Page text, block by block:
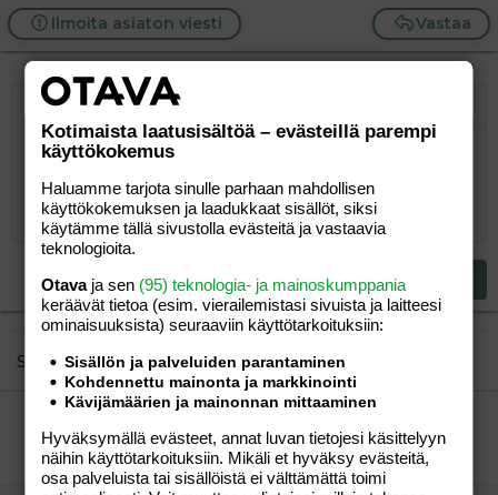
Vastaa
Ilmoita asiaton viesti
Lihavoitu
Suurenna sisennystä
Pienennä sisennystä
Fontin koko
9
10
12
15
18
22
26
Tekstiväri
KirjasintyyliArial
Book Antiqua
Courier New
Tahoma
Times New Roman
Trebuchet MS
Verdana
Yliviivaa
Tasaus Tasaa vasemmalle
Keskitä
Tasaa oikealle
Paragraph format
Normal
Heading 1
Heading 2
Heading 3
LainausLisää video/media
Lisää taulukko
Insert horizontal line
Spoiler
Tee uudelleen
BBCode-näkymä
Poista muotoilu
Luonnokset
Poista luonnos
Kirjoita vastaus...
Lähetä vastaus
Similar threads
"hyppynen" Aihe vapaa
36
Aihe vapaa
14.02.2012
app
Kotimaista laatusisältöä – evästeillä parempi
käyttökokemus
Haluamme tarjota sinulle parhaan mahdollisen
käyttökokemuksen ja laadukkaat sisällöt, siksi
käytämme tällä sivustolla evästeitä ja vastaavia
teknologioita.
Otavaja sen (95) teknologia- ja mainoskumppania
keräävät tietoa (esim. vierailemis­tasi sivuista ja laitteesi
ominaisuuk­sista) seuraaviin käyttötarkoituksiin:
Sisällön ja palveluiden parantaminen
Kohdennettu mainonta ja markkinointi
Kävijämäärien ja mainonnan mittaaminen
Hyväksymällä evästeet, annat luvan tietojesi käsittelyyn
näihin käyttötarkoituksiin. Mikäli et hyväksy evästeitä,
osa palveluista tai sisällöistä ei välttämättä toimi